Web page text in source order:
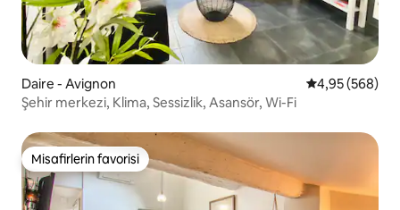
Daire - Avignon 5 üzerinden
4,95 (568)
Şehir merkezi, Klima, Sessizlik, Asansör, Wi-Fi
Misafirlerin favorisi
Misafirlerin favorisi